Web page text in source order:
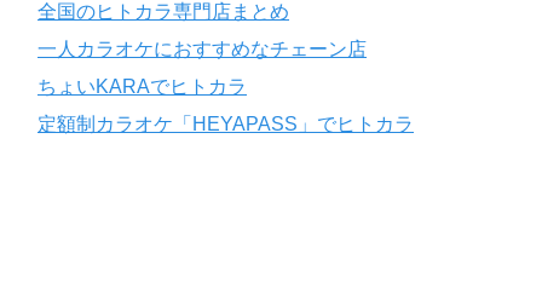
全国のヒトカラ専門店まとめ
一人カラオケにおすすめなチェーン店
ちょいKARAでヒトカラ
定額制カラオケ「HEYAPASS」でヒトカラ